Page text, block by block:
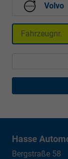
Volvo
Fahrzeugnr.
Hasse
Bergstraße 58